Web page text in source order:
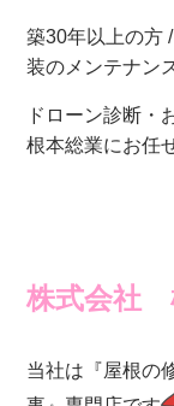
築30年以上の方
装のメンテナン
ドローン診断・
根本総業にお任
株式会社
当社は『屋根の